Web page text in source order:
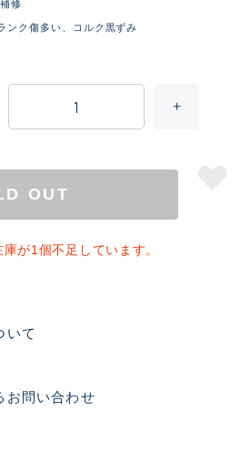
修
ンク傷多い、コルク黒ずみ
OUT
が1個不足しています。
いて
お問い合わせ